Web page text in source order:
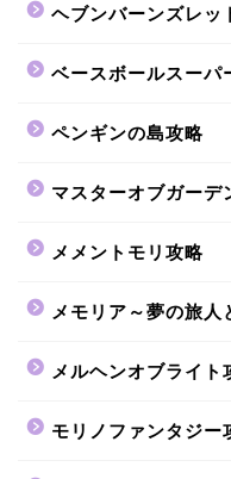
ヘブンバーンズレッ
ベースボールスーパ
ペンギンの島攻略
マスターオブガーデ
メメントモリ攻略
メモリア～夢の旅
メルヘンオブライト
モリノファンタジー